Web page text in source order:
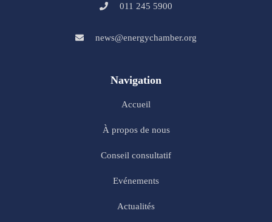
011 245 5900
news@energychamber.org
Navigation
Accueil
À propos de nous
Conseil consultatif
Evénements
Actualités